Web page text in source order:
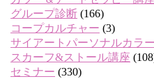
グループ診断 (166)
コープカルチャー (3)
サイアートパーソナルカラー
スカーフ&ストール講座
セミナー (330)